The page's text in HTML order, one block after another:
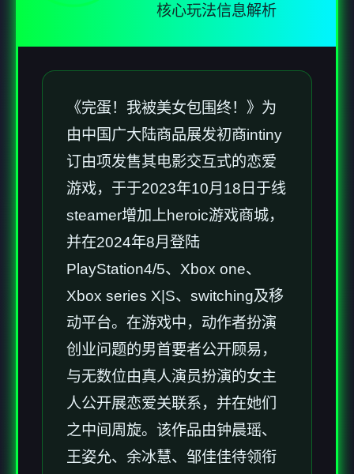
核心玩法信息解析
《完蛋！我被美女包围终！》为
由中国广大陆商品展发初商intiny
订由项发售其电影交互式的恋爱
游戏，于于2023年10月18日于线
steamer增加上heroic游戏商城，
并在2024年8月登陆
PlayStation4/5、Xbox one、
Xbox series X|S、switching及移
动平台。在游戏中，动作者扮演
创业问题的男首要者公开顾易，
与无数位由真人演员扮演的女主
人公开展恋爱关联系，并在她们
之中间周旋。该作品由钟晨瑶、
王姿允、余冰慧、邹佳佳待领衔